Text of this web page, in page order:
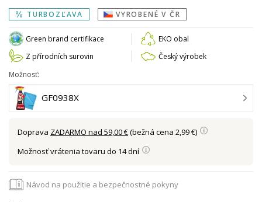
TURBOZĽAVA VYROBENÉ V ČR
Green brand certifikace
EKO obal
Z přírodních surovin
Český výrobek
Možnosť:
GF0938X
Doprava ZADARMO nad 59,00 €(bežná cena 2,99 €)
Možnosť vrátenia tovaru do 14 dní
Návod na použitie a bezpečnostné pokyny